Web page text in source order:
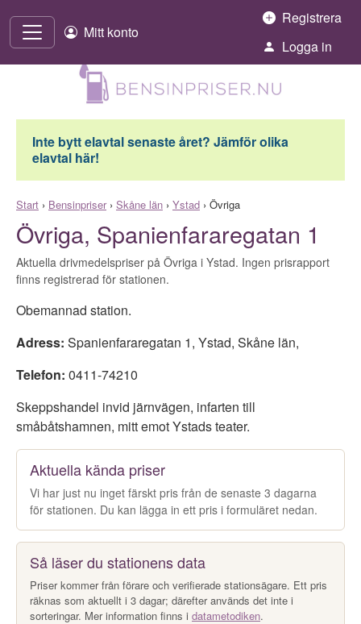
Mitt konto
Registrera
Logga in
Inte bytt elavtal senaste året? Jämför olika
elavtal här!
Start › Bensinpriser› Skåne län › Ystad › Övriga
Övriga, Spanienfararegatan 1
Aktuella drivmedelspriser på Övriga i Ystad. Ingen prisrapport
finns registrerad för stationen.
Obemannad station.
Adress: Spanienfararegatan 1, Ystad, Skåne län,
Telefon: 0411-74210
Skeppshandel invid järnvägen, infarten till
småbåtshamnen, mitt emot Ystads teater.
Aktuella kända priser
Vi har just nu inget färskt pris från de senaste 3 dagarna
för stationen. Du kan lägga in ett pris i formuläret nedan.
Så läser du stationens data
Priser kommer från förare och verifierade stationsägare. Ett pris
räknas som aktuellt i 3 dagar; därefter används det inte i
sorteringar. Mer information finns i datametodiken.